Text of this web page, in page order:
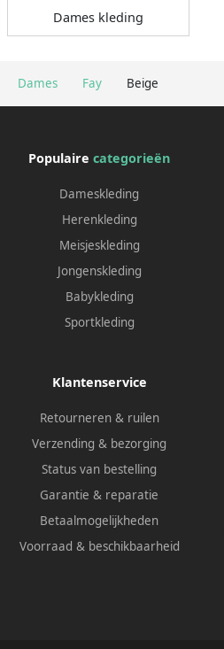
Dames Fay Beige
Dames kleding
Populaire categorieën
Dameskleding
Herenkleding
Meisjeskleding
Jongenskleding
Babykleding
Sportkleding
Klantenservice
Retourneren & ruilen
Verzending & bezorging
Status van bestelling
Garantie & reparatie
Betaalmogelijkheden
Voorraad & beschikbaarheid